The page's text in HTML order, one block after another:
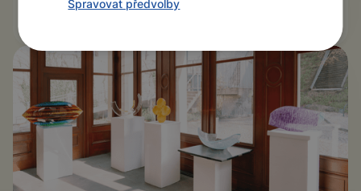
nově otevřené pobočce Health+.
Spravovat předvolby